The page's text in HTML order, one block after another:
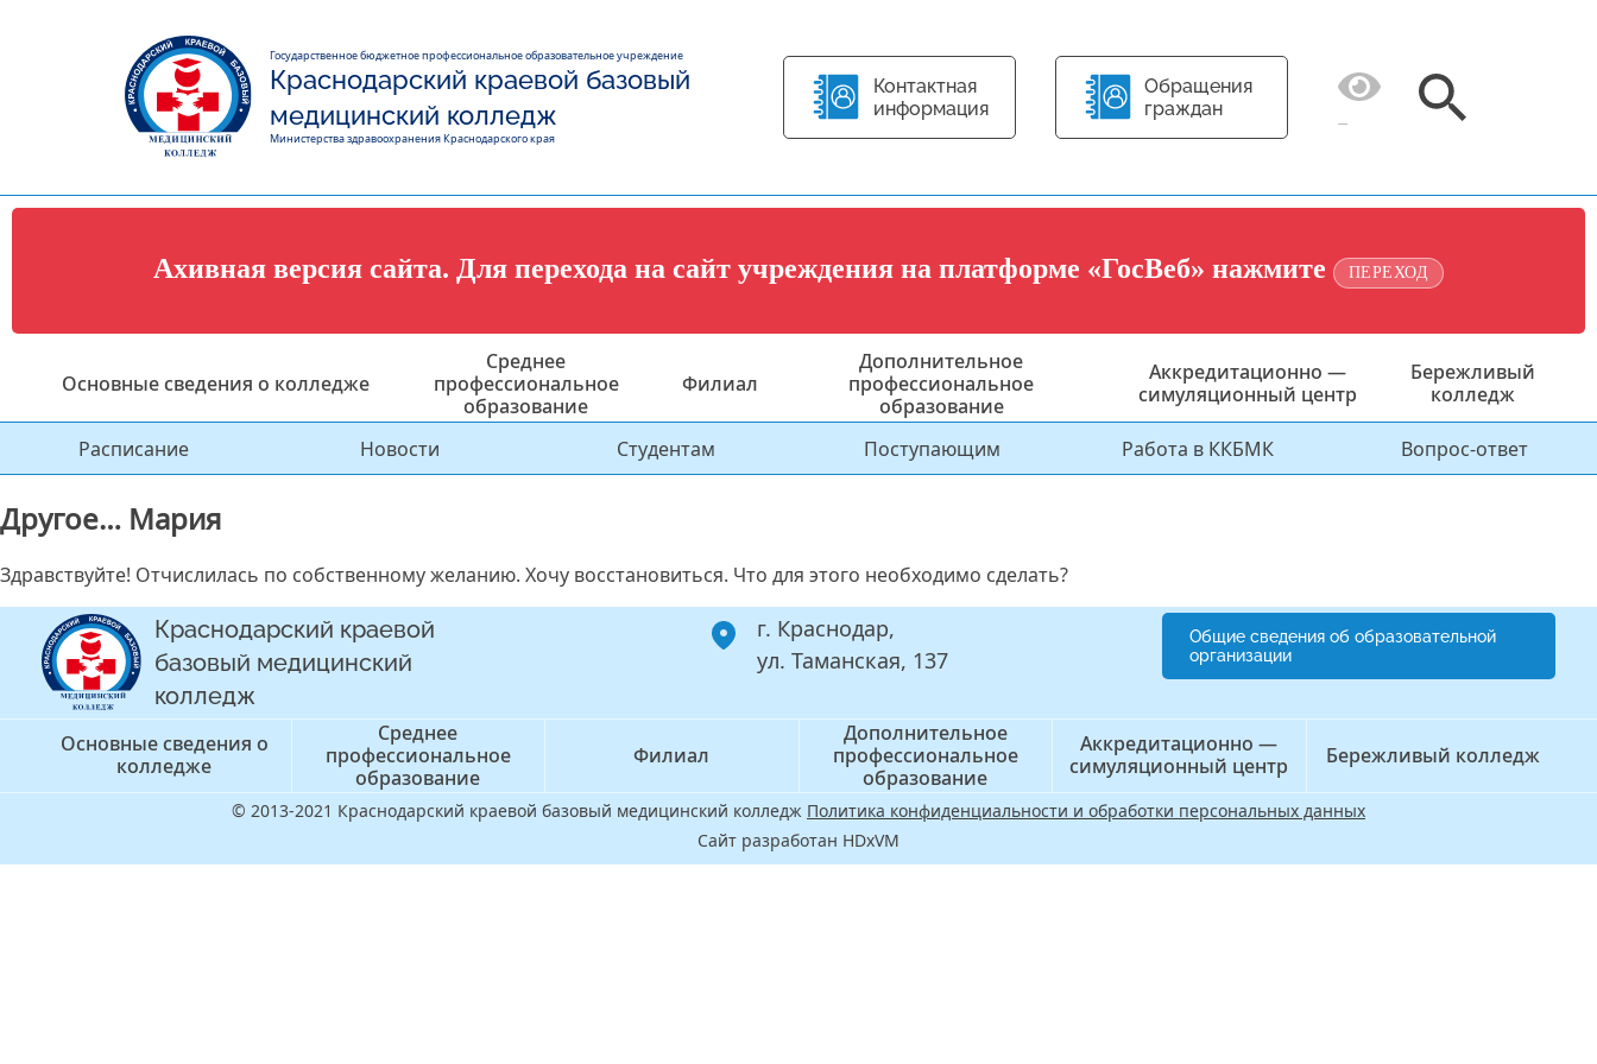
Государственное бюджетное профессиональное образовательное учреждение
Краснодарский краевой базовый
медицинский колледж
Министерства здравоохранения Краснодарского края
Контактная
информация
Обращения
граждан
Ахивная версия сайта. Для перехода на сайт учреждения на платформе «ГосВеб» нажмите ПЕРЕХОД
Основные сведения о колледже
Среднее
профессиональное
образование
Филиал
Дополнительное
профессиональное
образование
Аккредитационно —
симуляционный центр
Бережливый
колледж
Расписание Новости Студентам Поступающим Работа в ККБМК Вопрос-ответ
Другое… Мария
Здравствуйте! Отчислилась по собственному желанию. Хочу восстановиться. Что для этого необходимо сделать?
Краснодарский краевой
базовый медицинский
колледж
г. Краснодар,
ул. Таманская, 137
Общие сведения об образовательной
организации
Основные сведения о
колледже
Среднее
профессиональное
образование
Филиал
Дополнительное
профессиональное
образование
Аккредитационно —
симуляционный центр
Бережливый колледж
© 2013-2021 Краснодарский краевой базовый медицинский колледж Политика конфиденциальности и обработки персональных данных
Сайт разработан HDxVM